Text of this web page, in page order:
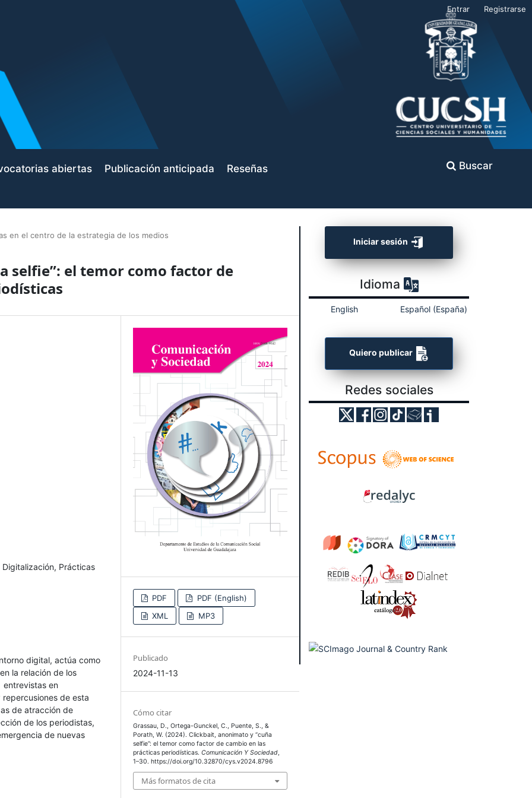
abiertas Publicación anticipada Reseñas Buscar
Entrar Registrarse
en el centro de la estrategia de los medios
selfie”: el temor como factor de
Prácticas
digital, actúa como
la relación de los
entrevistas en
de esta
de atracción de
de los periodistas,
de nuevas
PDF
PDF (English)
XML
MP3
Publicado
2024-11-13
Cómo citar
Grassau, D., Ortega-Gunckel, C., Puente, S., &
Porath, W. (2024). Clickbait, anonimato y “cuña
selfie”: el temor como factor de cambio en las
prácticas periodísticas.Comunicación Y Sociedad,
1–30. https://doi.org/10.32870/cys.v2024.8796
Más formatos de cita
Iniciar sesión
Idioma
English Español (España)
Quiero publicar
Redes sociales